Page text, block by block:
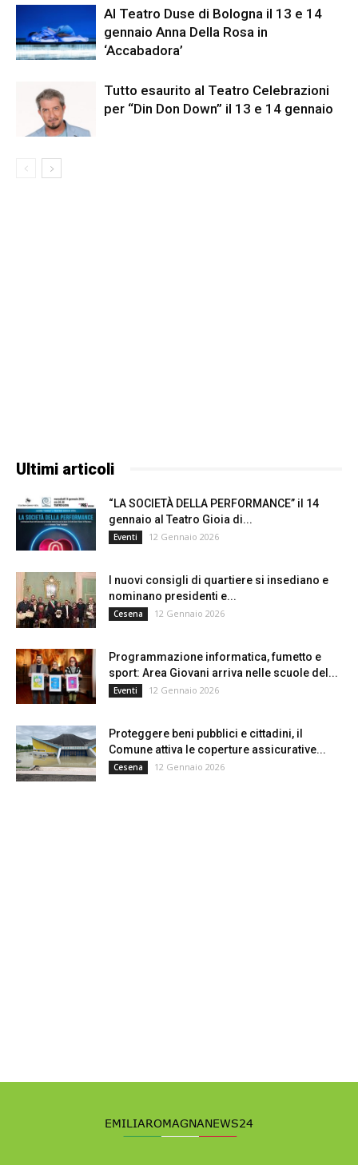
Al Teatro Duse di Bologna il 13 e 14
gennaio Anna Della Rosa in
‘Accabadora’
Tutto esaurito al Teatro Celebrazioni
per “Din Don Down” il 13 e 14 gennaio
Ultimi articoli
“LA SOCIETÀ DELLA PERFORMANCE” il 14
gennaio al Teatro Gioia di...
Eventi 12 Gennaio 2026
I nuovi consigli di quartiere si insediano e
nominano presidenti e...
Cesena 12 Gennaio 2026
Programmazione informatica, fumetto e
sport: Area Giovani arriva nelle scuole del...
Eventi 12 Gennaio 2026
Proteggere beni pubblici e cittadini, il
Comune attiva le coperture assicurative...
Cesena 12 Gennaio 2026